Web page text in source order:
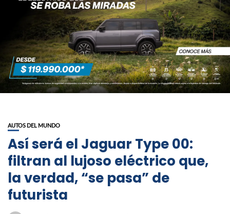
AUTOS DEL MUNDO
Así será el Jaguar Type 00:
filtran al lujoso eléctrico que,
la verdad, “se pasa” de
futurista